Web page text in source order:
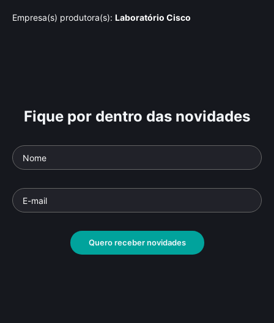
Empresa(s) produtora(s): Laboratório Cisco
Fique por dentro das novidades
Quero receber novidades